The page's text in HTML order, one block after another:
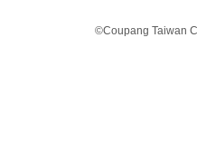
©Coupang Taiwan